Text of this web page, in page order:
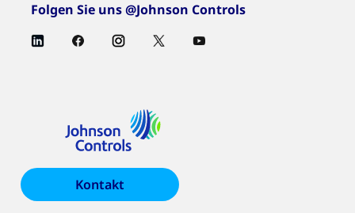
Folgen Sie uns @Johnson Controls
Kontakt